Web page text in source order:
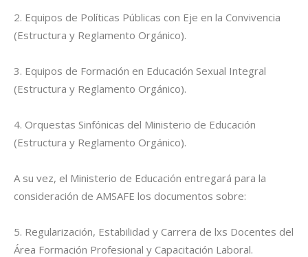
2. Equipos de Políticas Públicas con Eje en la Convivencia
(Estructura y Reglamento Orgánico).
3. Equipos de Formación en Educación Sexual Integral
(Estructura y Reglamento Orgánico).
4. Orquestas Sinfónicas del Ministerio de Educación
(Estructura y Reglamento Orgánico).
A su vez, el Ministerio de Educación entregará para la
consideración de AMSAFE los documentos sobre:
5. Regularización, Estabilidad y Carrera de lxs Docentes del
Área Formación Profesional y Capacitación Laboral.